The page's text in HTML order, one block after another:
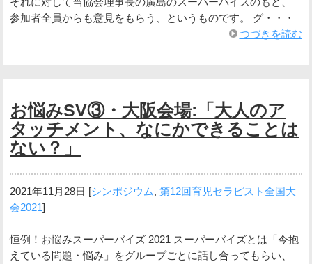
参加者全員からも意見をもらう、というものです。 グ・・・
つづきを読む
お悩みSV③・大阪会場:「大人のア
タッチメント、なにかできることは
ない？」
2021年11月28日 [シンポジウム,第12回育児セラピスト全国大
会2021]
恒例！お悩みスーパーバイズ 2021 スーパーバイズとは「今抱
えている問題・悩み」をグループごとに話し合ってもらい、